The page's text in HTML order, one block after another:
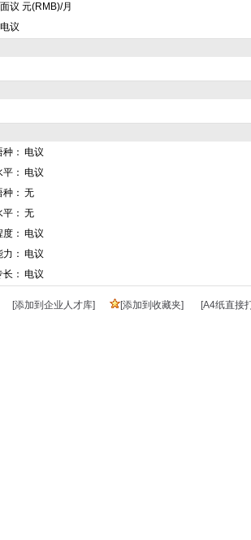
面议 元(RMB)/月
电议
： 电议
： 电议
： 无
： 无
： 电议
： 电议
： 电议
[添加到企业人才库] [添加到收藏夹] [A4纸直接